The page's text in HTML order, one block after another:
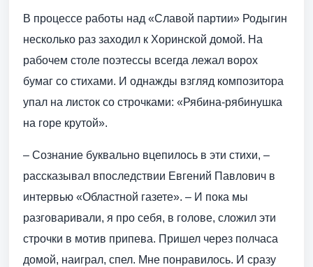
В процессе работы над «Славой партии» Родыгин
несколько раз заходил к Хоринской домой. На
рабочем столе поэтессы всегда лежал ворох
бумаг со стихами. И однажды взгляд композитора
упал на листок со строчками: «Рябина-рябинушка
на горе крутой».
– Сознание буквально вцепилось в эти стихи, –
рассказывал впоследствии Евгений Павлович в
интервью «Областной газете». – И пока мы
разговаривали, я про себя, в голове, сложил эти
строчки в мотив припева. Пришел через полчаса
домой, наиграл, спел. Мне понравилось. И сразу